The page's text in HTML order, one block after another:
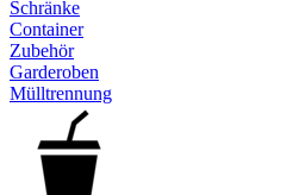
Schränke
Container
Zubehör
Garderoben
Mülltrennung